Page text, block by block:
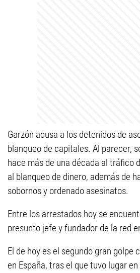
Garzón acusa a los detenidos de
blanqueo de capitales. Al parecer,
hace más de una década al tráfico
al blanqueo de dinero, además de
sobornos y ordenado asesinatos.
Entre los arrestados hoy se
presunto jefe y fundador de la red
El de hoy es el segundo gran golpe
en España, tras el que tuvo lugar